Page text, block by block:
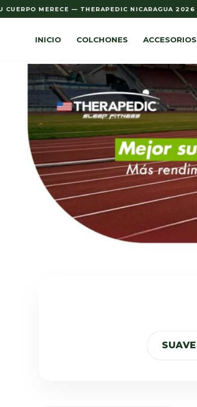
MERECE — THERAPEDIC NICARAGUA 2026
INICIO COLCHONES ACCESORIOS
SUAVE